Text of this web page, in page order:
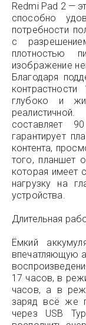
Redmi Pad 2 —
способно
потребности
с
плотностью
изображение
Благодаря
глубоко и
составляет
гарантирует
контента,
того, планшет
которая имеет
нагрузку на
устройства.
Длительная
Ёмкий
впечатляющую
17 часов, в
часов, а в
заряд всё же
через USB